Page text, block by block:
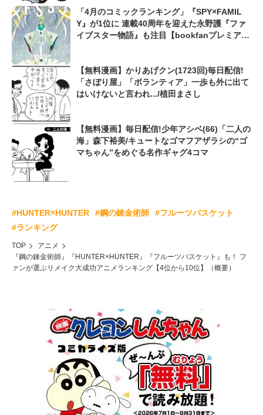
「4月のコミックランキング」『SPY×FAMIL
Y』が1位に 連載40周年を迎えた永野護『ファ
イブスター物語』も注目【bookfanプレミア
【無料漫画】かりあげクン(1723回)毎日配信!
「さぼり屋」「ボランティア」一歩も外に出て
はいけないと言われ.../植田まさし
【無料漫画】毎日配信!少年アシベ(66)「二人の
海」森下裕美/キュートなゴマフアザラシの“ゴ
マちゃん”をめぐる名作ギャグ4コマ
#HUNTER×HUNTER #鋼の錬金術師
#フルーツバスケット
#ランキング
TOP
アニメ
『鋼の錬金術師』『HUNTER×HUNTER』『フルーツバスケット』も！ フ
ァンが選ぶリメイク大成功アニメランキング【4位から10位】（概要）